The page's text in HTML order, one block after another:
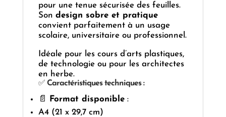
pour une tenue sécurisée des feuilles.
Son design sobre et pratique
convient parfaitement à un usage
scolaire, universitaire ou professionnel.
Idéale pour les cours d’arts plastiques,
de technologie ou pour les architectes
en herbe.
✅ Caractéristiques techniques :
📄 Format disponible:
A4 (21 x 29,7 cm)